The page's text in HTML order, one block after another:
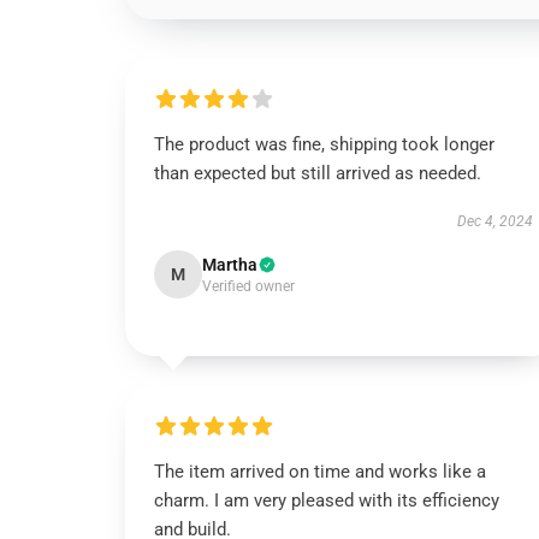
The product was fine, shipping took longer
than expected but still arrived as needed.
Dec 4, 2024
M Martha
Verified owner
The item arrived on time and works like a
charm. I am very pleased with its efficiency
and build.